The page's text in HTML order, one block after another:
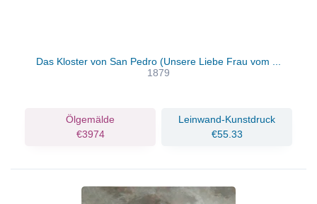
Das Kloster von San Pedro (Unsere Liebe Frau vom ...
1879
Ölgemälde
€3974
Leinwand-Kunstdruck
€55.33